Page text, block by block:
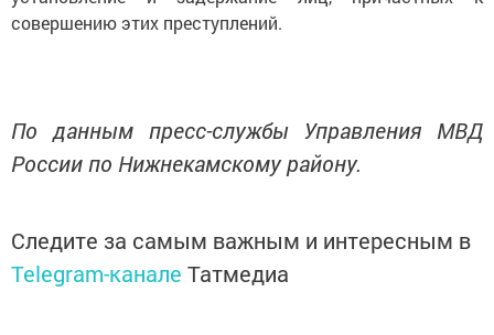
совершению этих преступлений.
По данным пресс-службы Управления МВД
России по Нижнекамскому району.
Следите за самым важным и интересным в
Telegram-канале Татмедиа